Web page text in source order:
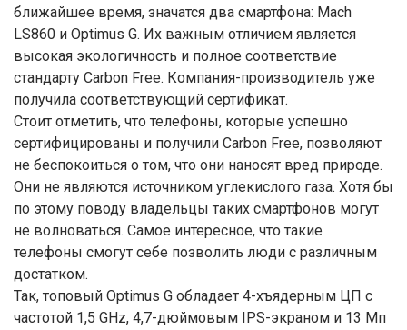
ближайшее время, значатся два смартфона: Mach
LS860 и Optimus G. Их важным отличием является
высокая экологичность и полное соответствие
стандарту Carbon Free. Компания-производитель уже
получила соответствующий сертификат.
Стоит отметить, что телефоны, которые успешно
сертифицированы и получили Carbon Free, позволяют
не беспокоиться о том, что они наносят вред природе.
Они не являются источником углекислого газа. Хотя бы
по этому поводу владельцы таких смартфонов могут
не волноваться. Самое интересное, что такие
телефоны смогут себе позволить люди с различным
достатком.
Так, топовый Optimus G обладает 4-хъядерным ЦП с
частотой 1,5 GHz, 4,7-дюймовым IPS-экраном и 13 Мп